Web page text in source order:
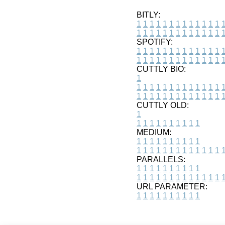
BITLY:
1 1 1 1 1 1 1 1 1 1 1 1 1 1
1 1 1 1 1 1 1 1 1 1 1 1 1 1
SPOTIFY:
1 1 1 1 1 1 1 1 1 1 1 1 1 1
1 1 1 1 1 1 1 1 1 1 1 1 1 1
CUTTLY BIO:
1
1 1 1 1 1 1 1 1 1 1 1 1 1 1
1 1 1 1 1 1 1 1 1 1 1 1 1 1
CUTTLY OLD:
1
1 1 1 1 1 1 1 1 1 1
MEDIUM:
1 1 1 1 1 1 1 1 1 1
1 1 1 1 1 1 1 1 1 1 1 1 1 1
PARALLELS:
1 1 1 1 1 1 1 1 1 1
1 1 1 1 1 1 1 1 1 1 1 1 1 1
URL PARAMETER:
1 1 1 1 1 1 1 1 1 1